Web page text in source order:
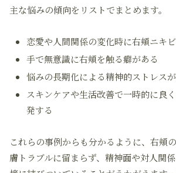
主な悩みの傾向をリストでまとめます。
恋愛や人間関係の変化時に右頬ニキ
手で無意識に右頬を触る癖がある
悩みの長期化による精神的ストレス
スキンケアや生活改善で一時的に良
発する
これらの事例からも分かるように、右頬
膚トラブルに留まらず、精神面や対人関